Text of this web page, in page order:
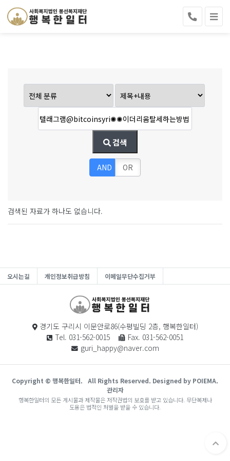
검색
AND OR
검색된 자료가 하나도 없습니다.
오시는길 개인정보취급방침 이메일무단수집거부
경기도 구리시 이문안로86(수평빌딩 2층, 행복한일터)
Tel. 031-562-0015
Fax. 031-562-0051
guri_happy@naver.com
Copyright © 행복한일터.
All Rights Reserved. Designed by POIEMA.
관리자
행복한일터의 모든 게시물과 제작물은 저작권법의 보호를 받고 있습니다. 무단복제나
도용은 법적인 처벌을 받을 수 있습니다.